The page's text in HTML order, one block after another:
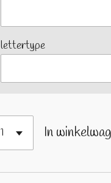
lettertype
In